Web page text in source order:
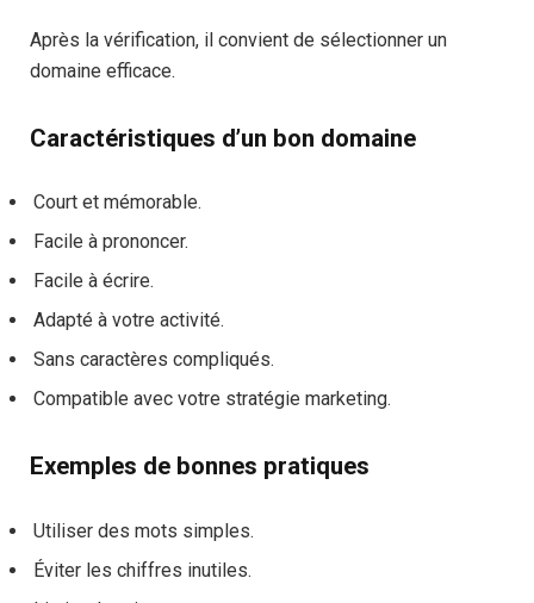
Après la vérification, il convient de sélectionner un
domaine efficace.
Caractéristiques d’un bon domaine
Court et mémorable.
Facile à prononcer.
Facile à écrire.
Adapté à votre activité.
Sans caractères compliqués.
Compatible avec votre stratégie marketing.
Exemples de bonnes pratiques
Utiliser des mots simples.
Éviter les chiffres inutiles.